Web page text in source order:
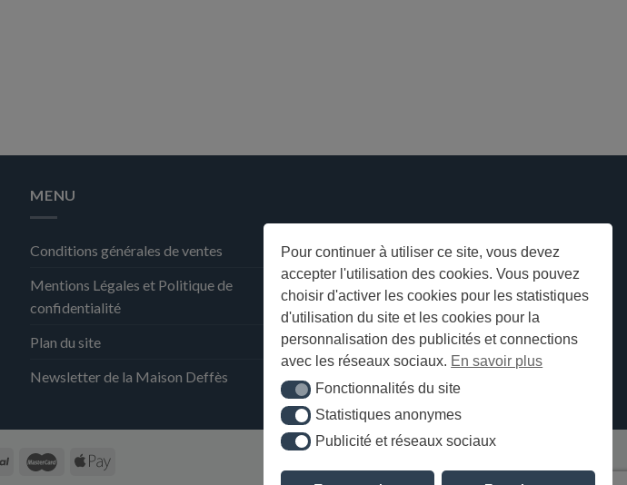
Pour continuer à utiliser ce site, vous devez
accepter l'utilisation des cookies. Vous pouvez
choisir d'activer les cookies pour les statistiques
d'utilisation du site et les cookies pour la
personnalisation des publicités et connections
avec les réseaux sociaux. En savoir plus
Fonctionnalités du site
Fonctionnalités du site
Statistiques anonymes
Statistiques anonymes
Publicité et réseaux sociaux
Publicité et réseaux sociaux
MENU
Conditions générales de ventes
Mentions Légales et Politique de
confidentialité
Plan du site
Newsletter de la Maison Deffès